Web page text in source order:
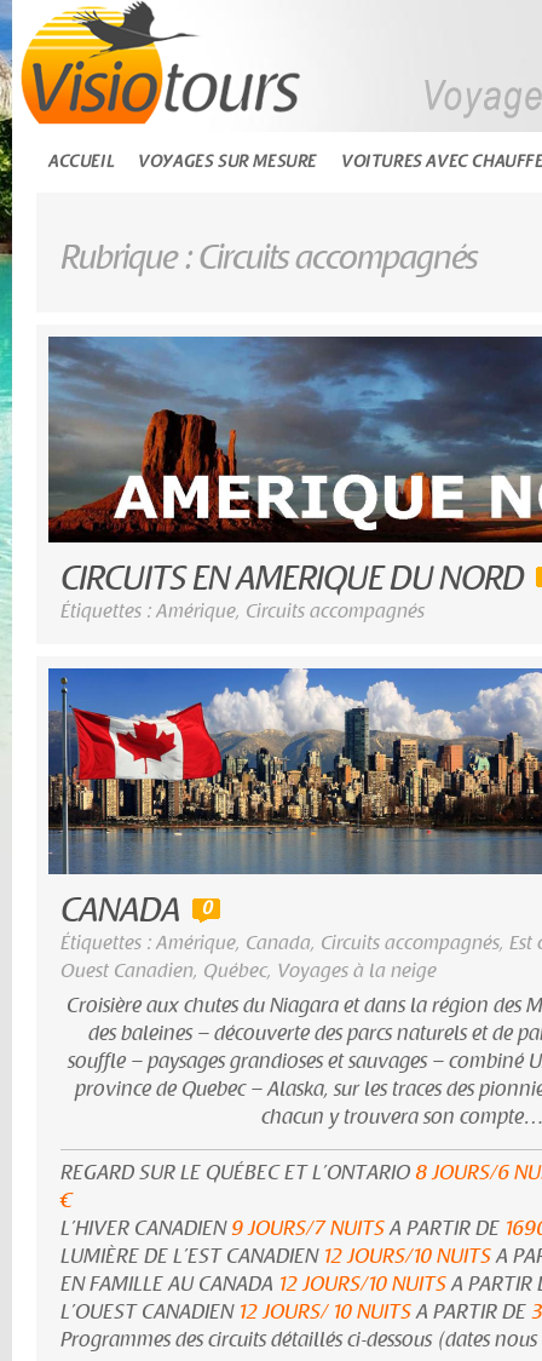
ACCUEIL VOYAGES SUR MESURE VOITURES AVEC
Rubrique : Circuits accompagnés
CIRCUITS EN AMERIQUE DU NORD
Étiquettes : Amérique, Circuits accompagnés
CANADA
0
Étiquettes : Amérique, Canada, Circuits accompagnés, Est
Ouest Canadien, Québec, Voyages à la neige
Croisière aux chutes du Niagara et dans la région des
des baleines – découverte des parcs naturels et de
souffle – paysages grandioses et sauvages – combiné
province de Quebec – Alaska, sur les traces des
chacun y trouvera son
REGARD SUR LE QUÉBEC ET L’ONTARIO8 JOURS/6
€
L’HIVER CANADIEN9 JOURS/7 NUITSA PARTIR DE
LUMIÈRE DE L’EST CANADIEN 12 JOURS/10 NUITSA
EN FAMILLE AU CANADA 12 JOURS/10 NUITSA PARTIR
L’OUEST CANADIEN 12 JOURS/ 10 NUITSA PARTIR DE
Programmes des circuits détaillés ci-dessous (dates